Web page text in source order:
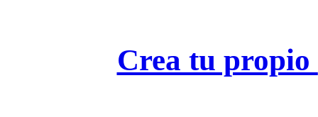
Crea tu propio